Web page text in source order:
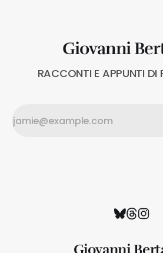
Giovanni
RACCONTI E APPUNTI DI